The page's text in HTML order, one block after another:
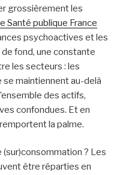
grossièrement les
Santé publique France
psychoactives et les
fond, une constante
les secteurs : les
maintiennent au-delà
des actifs,
confondues. Et en
la palme.
? Les
être réparties en